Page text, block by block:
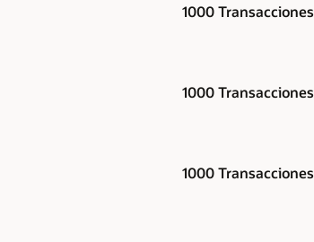
1000 Transacciones
1000 Transacciones
1000 Transacciones